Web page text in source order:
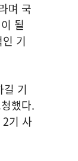
며 국
될
기
기
했다.
기 사